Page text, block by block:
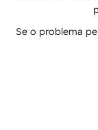
Se o problema